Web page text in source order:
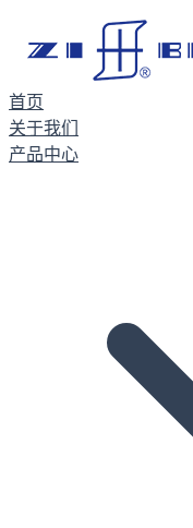
首页
关于我们
产品中心